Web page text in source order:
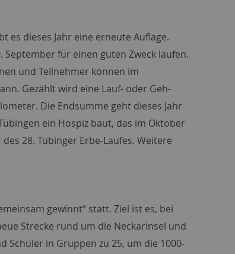
es dieses Jahr eine erneute Auflage.
für einen guten Zweck laufen.
und Teilnehmer können im
Gezählt wird eine Lauf- oder Geh-
Die Endsumme geht dieses Jahr
ein Hospiz baut, das im Oktober
28. Tübinger Erbe-Laufes. Weitere
gewinnt“ statt. Ziel ist es, bei
Strecke rund um die Neckarinsel und
Schüler in Gruppen zu 25, um die 1000-